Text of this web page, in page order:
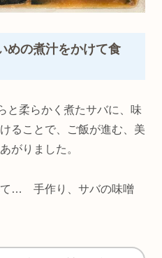
めの煮汁をかけて食
と柔らかく煮たサバに、味
ることで、ご飯が進む、美
がりました。
て… 手作り、サバの味噌